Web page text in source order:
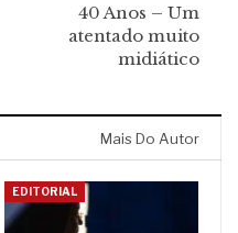
40 Anos – Um
atentado muito
midiático
Mais Do Autor
EDITORIAL